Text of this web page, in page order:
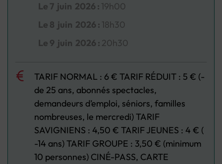
Le 7 juin 2026 : 19h00
Le 8 juin 2026 : 18h30
Le 9 juin 2026 : 20h30
TARIF NORMAL : 6 € TARIF RÉDUIT : 5 € (-
de 25 ans, abonnés spectacles,
demandeurs d’emploi, séniors, familles
nombreuses, le mercredi) TARIF
SAVIGNIENS : 4,50 € TARIF JEUNES : 4 € (
-14 ans) TARIF GROUPE : 3,50 € (minimum
10 personnes) CINÉ-PASS, CARTE